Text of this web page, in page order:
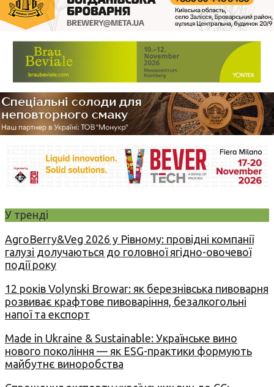
У тренді
AgroBerry&Veg 2026 у Рівному: провідні компанії
галузі долучаються до головної ягідно-овочевої
події року
12 років Volynski Browar: як березнівська пивоварня
розвиває крафтове пивоваріння, безалкогольні
напої та експорт
Made in Ukraine & Sustainable: Українське вино
нового покоління — як ESG-практики формують
майбутнє виноробства